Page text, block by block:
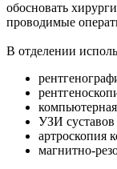
обосновать
проводимые
В отделении
УЗИ
артроскопия
магнитно-